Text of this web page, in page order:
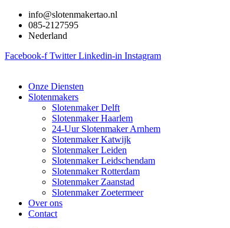
naar
info@slotenmakertao.nl
085-2127595
Nederland
Facebook-f Twitter Linkedin-in Instagram
Onze Diensten
Slotenmakers
Slotenmaker Delft
Slotenmaker Haarlem
24-Uur Slotenmaker Arnhem
Slotenmaker Katwijk
Slotenmaker Leiden
Slotenmaker Leidschendam
Slotenmaker Rotterdam
Slotenmaker Zaanstad
Slotenmaker Zoetermeer
Over ons
Contact